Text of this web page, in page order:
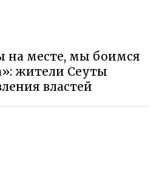
на месте, мы боимся
жители Сеуты
властей